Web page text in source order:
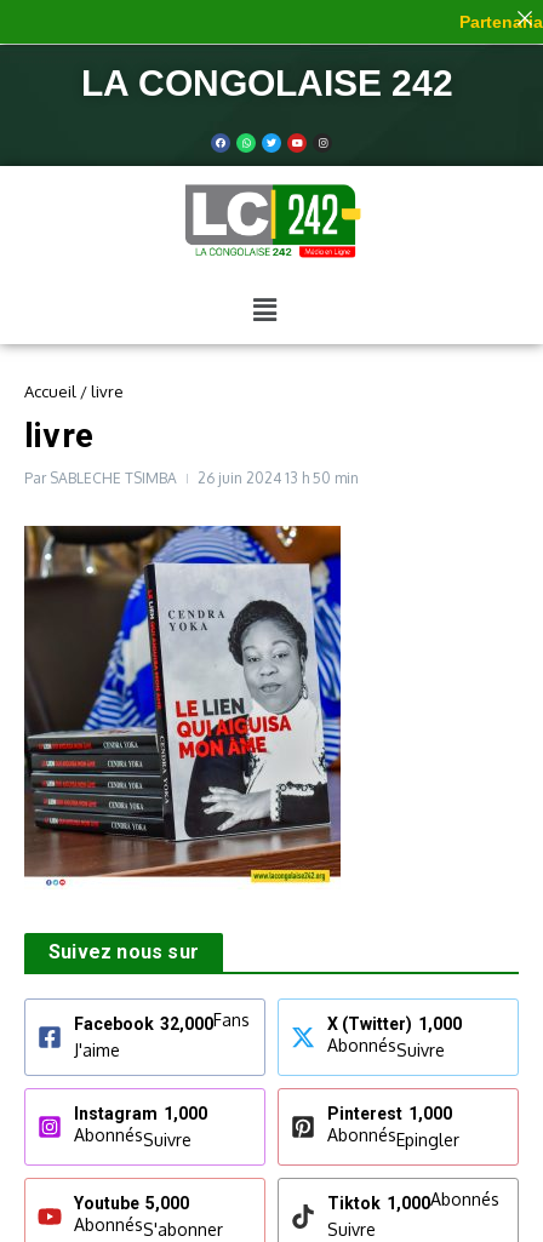
LA CONGOLAISE 242
Accueil /livre
livre
Par SABLECHE TSIMBA 26 juin 2024 13 h 50 min
Suivez nous sur
Facebook 32,000Fans
J'aime
X (Twitter) 1,000
AbonnésSuivre
Instagram 1,000
AbonnésSuivre
Pinterest 1,000
AbonnésEpingler
Youtube 5,000
AbonnésS'abonner
Tiktok 1,000Abonnés
Suivre